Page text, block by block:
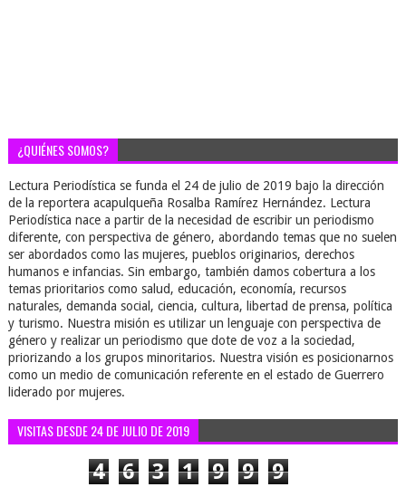
¿QUIÉNES SOMOS?
Lectura Periodística se funda el 24 de julio de 2019 bajo la dirección
de la reportera acapulqueña Rosalba Ramírez Hernández. Lectura
Periodística nace a partir de la necesidad de escribir un periodismo
diferente, con perspectiva de género, abordando temas que no suelen
ser abordados como las mujeres, pueblos originarios, derechos
humanos e infancias. Sin embargo, también damos cobertura a los
temas prioritarios como salud, educación, economía, recursos
naturales, demanda social, ciencia, cultura, libertad de prensa, política
y turismo. Nuestra misión es utilizar un lenguaje con perspectiva de
género y realizar un periodismo que dote de voz a la sociedad,
priorizando a los grupos minoritarios. Nuestra visión es posicionarnos
como un medio de comunicación referente en el estado de Guerrero
liderado por mujeres.
VISITAS DESDE 24 DE JULIO DE 2019
4 6 3 1 9 9 9